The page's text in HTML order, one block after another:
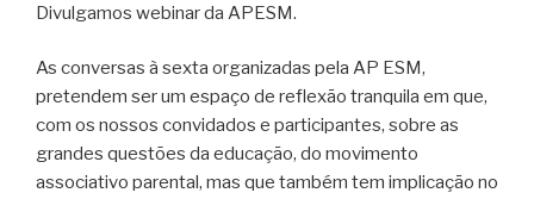
Divulgamos webinar da APESM.
As conversas à sexta organizadas pela AP ESM,
pretendem ser um espaço de reflexão tranquila em que,
com os nossos convidados e participantes, sobre as
grandes questões da educação, do movimento
associativo parental, mas que também tem implicação no